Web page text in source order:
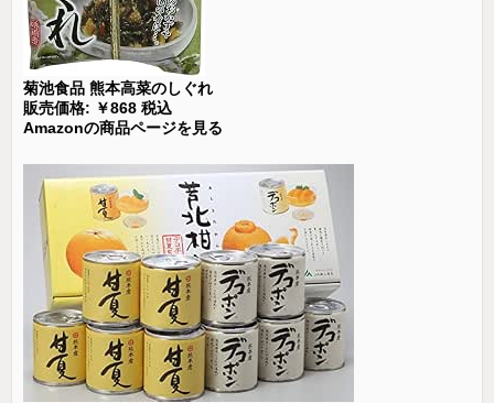
菊池食品 熊本高菜のしぐれ
販売価格: ￥868 税込
Amazonの商品ページを見る